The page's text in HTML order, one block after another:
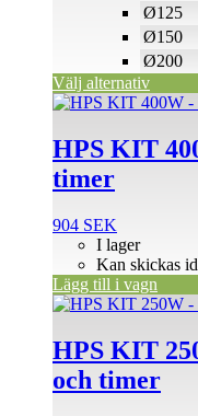
Ø125
Ø150
Ø200
Välj alternativ
HPS KIT
timer
904 SEK
I lager
Kan skickas
Lägg till i vagn
HPS KIT
och timer